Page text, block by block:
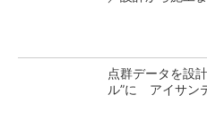
点群データを設
ル”に アイサン